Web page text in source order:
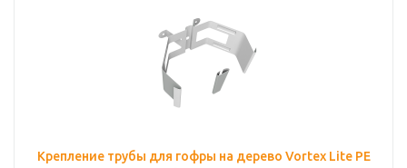
Крепление трубы для гофры на дерево Vortex Lite PE